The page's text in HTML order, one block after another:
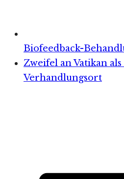
Biofeedback-
Zweifel an Vatikan
Verhandlungsort